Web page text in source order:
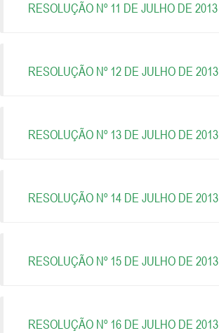
RESOLUÇÃO Nº 11 DE JULHO DE 2013
RESOLUÇÃO Nº 12 DE JULHO DE 2013
RESOLUÇÃO Nº 13 DE JULHO DE 2013
RESOLUÇÃO Nº 14 DE JULHO DE 2013
RESOLUÇÃO Nº 15 DE JULHO DE 2013
RESOLUÇÃO Nº 16 DE JULHO DE 2013